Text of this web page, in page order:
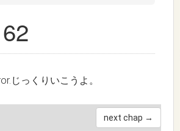
じっくりいこうよ。
next chap →